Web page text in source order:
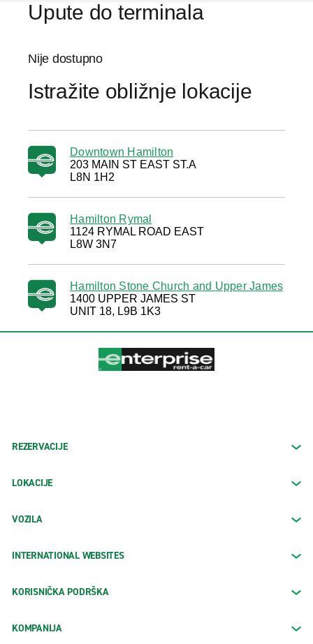
Upute do terminala
Nije dostupno
Istražite obližnje lokacije
Downtown Hamilton
203 MAIN ST EAST ST.A
L8N 1H2
Hamilton Rymal
1124 RYMAL ROAD EAST
L8W 3N7
Hamilton Stone Church and Upper James
1400 UPPER JAMES ST
UNIT 18, L9B 1K3
REZERVACIJE
LOKACIJE
VOZILA
INTERNATIONAL WEBSITES
KORISNIČKA PODRŠKA
KOMPANIJA